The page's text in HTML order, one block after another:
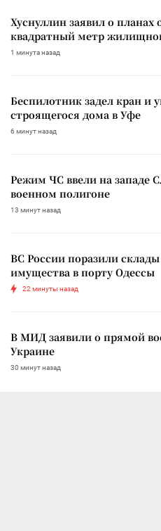
Хуснуллин заявил о
квадратный метр
1 минута назад
Беспилотник задел кран и
строящегося дома в Уфе
6 минут назад
Режим ЧС ввели на западе
военном полигоне
13 минут назад
ВС России поразили
имущества в порту Одессы
22 минуты назад
В МИД заявили о прямой
Украине
30 минут назад